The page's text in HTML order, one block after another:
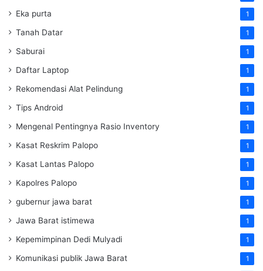
Eka purta 1
Tanah Datar 1
Saburai 1
Daftar Laptop 1
Rekomendasi Alat Pelindung 1
Tips Android 1
Mengenal Pentingnya Rasio Inventory 1
Kasat Reskrim Palopo 1
Kasat Lantas Palopo 1
Kapolres Palopo 1
gubernur jawa barat 1
Jawa Barat istimewa 1
Kepemimpinan Dedi Mulyadi 1
Komunikasi publik Jawa Barat 1